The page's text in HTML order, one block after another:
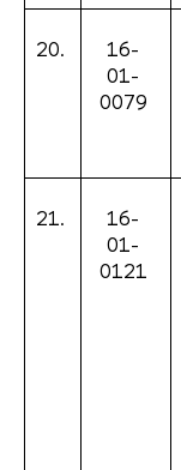
20.
16-
01-
0079
21.
16-
01-
0121